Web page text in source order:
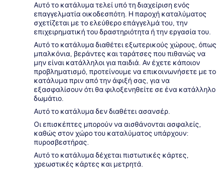
Αυτό το κατάλυμα τελεί υπό τη διαχείριση ενός
επαγγελματία οικοδεσπότη. Η παροχή καταλύματος
σχετίζεται με το ελεύθερο επάγγελμά του, την
επιχειρηματική του δραστηριότητα ή την εργασία του.
Αυτό το κατάλυμα διαθέτει εξωτερικούς χώρους, όπως
μπαλκόνια, βεράντες και ταράτσες που πιθανώς να
μην είναι κατάλληλοι για παιδιά. Αν έχετε κάποιον
προβληματισμό, προτείνουμε να επικοινωνήσετε με το
κατάλυμα πριν από την άφιξή σας, για να
εξασφαλίσουν ότι θα φιλοξενηθείτε σε ένα κατάλληλο
δωμάτιο.
Αυτό το κατάλυμα δεν διαθέτει ασανσέρ.
Οι επισκέπτες μπορούν να αισθάνονται ασφαλείς,
καθώς στον χώρο του καταλύματος υπάρχουν:
πυροσβεστήρας.
Αυτό το κατάλυμα δέχεται πιστωτικές κάρτες,
χρεωστικές κάρτες και μετρητά.